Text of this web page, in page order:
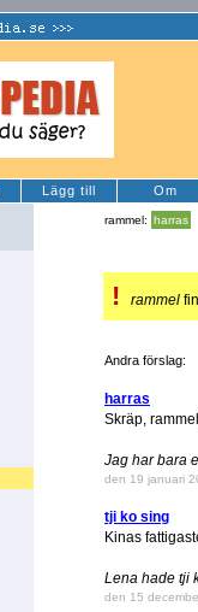
Lägg till Om
rammel: harras
! rammel
Andra förslag:
harras
Skräp,
Jag har bara
den 19 januari
tji ko sing
Kinas
Lena hade tji
den 15